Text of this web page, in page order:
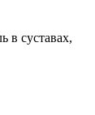
суставах,